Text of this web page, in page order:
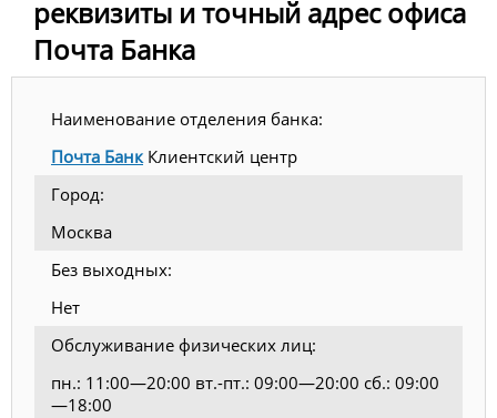
реквизиты и точный адрес офиса
Почта Банка
Наименование отделения банка:
Почта БанкКлиентский центр
Город:
Москва
Без выходных:
Нет
Обслуживание физических лиц:
пн.: 11:00—20:00 вт.-пт.: 09:00—20:00 сб.: 09:00
—18:00